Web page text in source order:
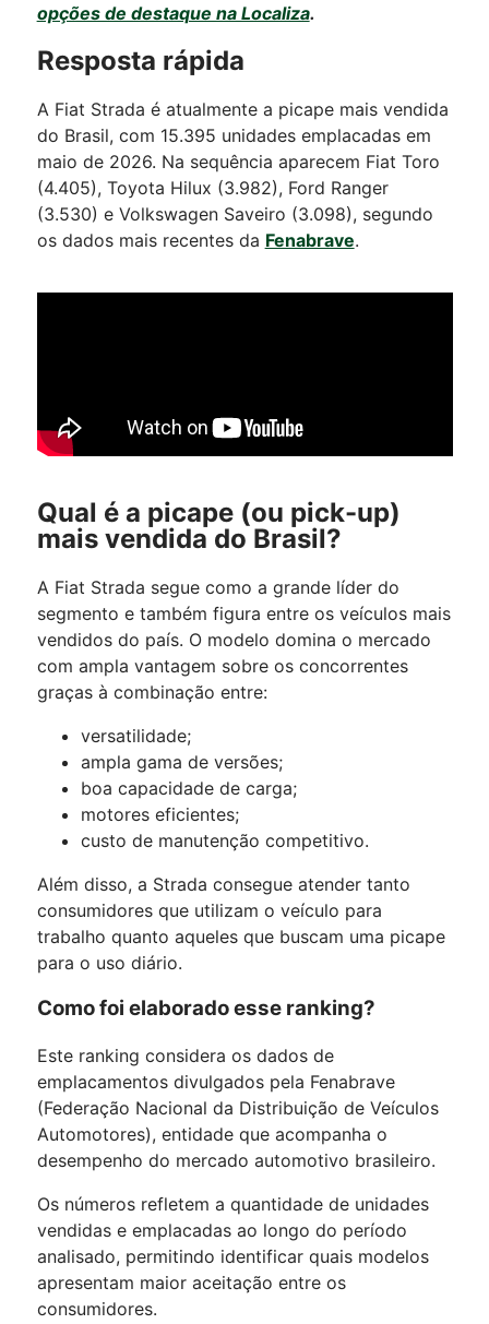
opções de destaque na Localiza.
Resposta rápida
A Fiat Strada é atualmente a picape mais vendida
do Brasil, com 15.395 unidades emplacadas em
maio de 2026. Na sequência aparecem Fiat Toro
(4.405), Toyota Hilux (3.982), Ford Ranger
(3.530) e Volkswagen Saveiro (3.098), segundo
os dados mais recentes da Fenabrave.
Qual é a picape (ou pick-up)
mais vendida do Brasil?
A Fiat Strada segue como a grande líder do
segmento e também figura entre os veículos mais
vendidos do país. O modelo domina o mercado
com ampla vantagem sobre os concorrentes
graças à combinação entre:
versatilidade;
ampla gama de versões;
boa capacidade de carga;
motores eficientes;
custo de manutenção competitivo.
Além disso, a Strada consegue atender tanto
consumidores que utilizam o veículo para
trabalho quanto aqueles que buscam uma picape
para o uso diário.
Como foi elaborado esse ranking?
Este ranking considera os dados de
emplacamentos divulgados pela Fenabrave
(Federação Nacional da Distribuição de Veículos
Automotores), entidade que acompanha o
desempenho do mercado automotivo brasileiro.
Os números refletem a quantidade de unidades
vendidas e emplacadas ao longo do período
analisado, permitindo identificar quais modelos
apresentam maior aceitação entre os
consumidores.